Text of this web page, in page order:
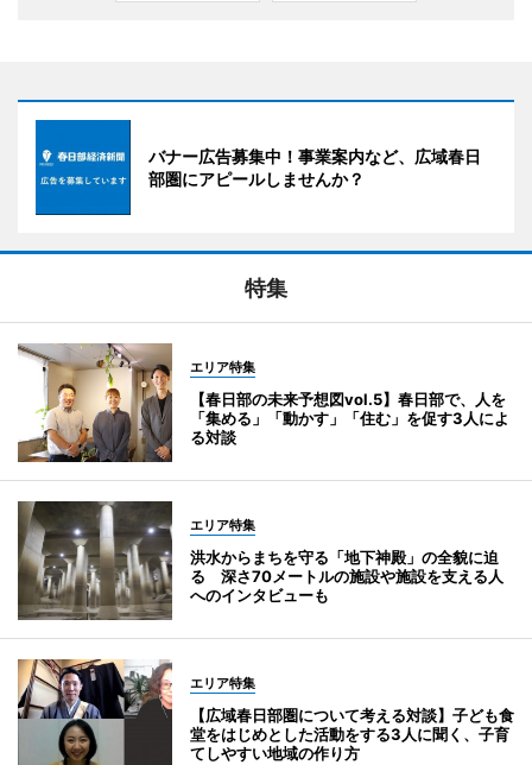
バナー広告募集中！事業案内など、広域春日
部圏にアピールしませんか？
特集
エリア特集
【春日部の未来予想図vol.5】春日部で、人を
「集める」「動かす」「住む」を促す3人によ
る対談
エリア特集
洪水からまちを守る「地下神殿」の全貌に迫
る 深さ70メートルの施設や施設を支える人
へのインタビューも
エリア特集
【広域春日部圏について考える対談】子ども食
堂をはじめとした活動をする3人に聞く、子育
てしやすい地域の作り方